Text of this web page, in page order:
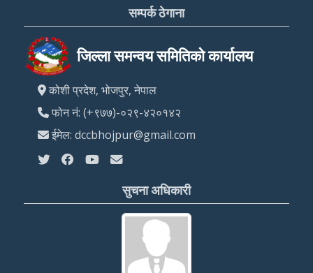
सम्पर्क ठेगाना
जिल्ला समन्वय समितिको कार्यालय
कोशी प्रदेश, भोजपुर, नेपाल
फोन नं: (+९७७)-०२९-४२०१४२
ईमेल: dccbhojpur@gmail.com
सुचना अधिकारी